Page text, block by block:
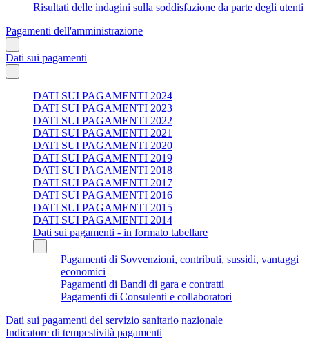
Risultati delle indagini sulla soddisfazione da parte degli utenti
Pagamenti dell'amministrazione
Dati sui pagamenti
DATI SUI PAGAMENTI 2024
DATI SUI PAGAMENTI 2023
DATI SUI PAGAMENTI 2022
DATI SUI PAGAMENTI 2021
DATI SUI PAGAMENTI 2020
DATI SUI PAGAMENTI 2019
DATI SUI PAGAMENTI 2018
DATI SUI PAGAMENTI 2017
DATI SUI PAGAMENTI 2016
DATI SUI PAGAMENTI 2015
DATI SUI PAGAMENTI 2014
Dati sui pagamenti - in formato tabellare
Pagamenti di Sovvenzioni, contributi, sussidi, vantaggi
economici
Pagamenti di Bandi di gara e contratti
Pagamenti di Consulenti e collaboratori
Dati sui pagamenti del servizio sanitario nazionale
Indicatore di tempestività pagamenti